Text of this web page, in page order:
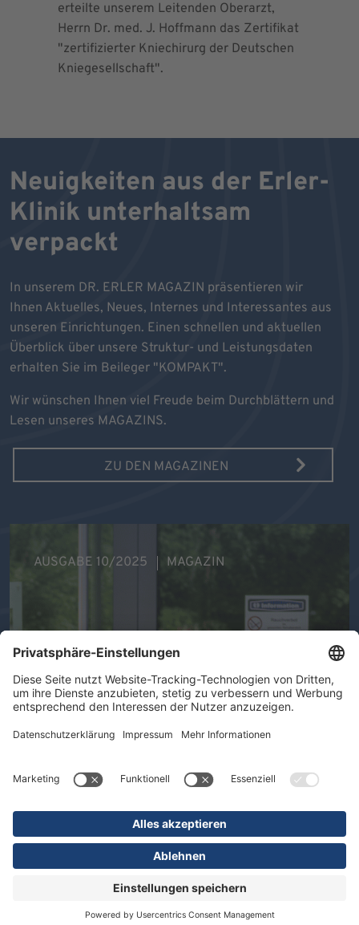
erteilte unserem Leitenden Oberarzt,
Herrn Dr. med. J. Hoffmann das Zertifikat
"zertifizierter Kniechirurg der Deutschen
Kniegesellschaft".
Neuigkeiten aus der Erler-
Klinik unterhaltsam
verpackt
In unserem DR. ERLER MAGAZIN präsentieren wir
Ihnen Aktuelles, Neues, Internes und Interessantes aus
unseren Einrichtungen. Einen schnellen und aktuellen
Überblick über unsere Struktur- und Leistungsdaten
erhalten Sie im Beileger "KOMPAKT".
Wir wünschen Ihnen viel Freude beim Durchblättern und
Lesen unseres MAGAZINS.
ZU DEN MAGAZINEN
Ihre Gesundheit im Mittelpunkt -
ERLER REHA
AUSGABE 10/2025 MAGAZIN